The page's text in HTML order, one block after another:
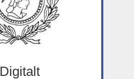
Digitalt